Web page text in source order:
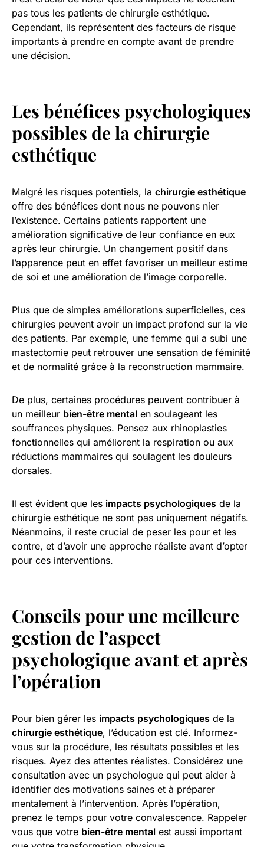
pas tous les patients de chirurgie esthétique.
Cependant, ils représentent des facteurs de risque
importants à prendre en compte avant de prendre
une décision.
Les bénéfices psychologiques
possibles de la chirurgie
esthétique
Malgré les risques potentiels, la chirurgie esthétique
offre des bénéfices dont nous ne pouvons nier
l’existence. Certains patients rapportent une
amélioration significative de leur confiance en eux
après leur chirurgie. Un changement positif dans
l’apparence peut en effet favoriser un meilleur estime
de soi et une amélioration de l’image corporelle.
Plus que de simples améliorations superficielles, ces
chirurgies peuvent avoir un impact profond sur la vie
des patients. Par exemple, une femme qui a subi une
mastectomie peut retrouver une sensation de féminité
et de normalité grâce à la reconstruction mammaire.
De plus, certaines procédures peuvent contribuer à
un meilleur bien-être mental en soulageant les
souffrances physiques. Pensez aux rhinoplasties
fonctionnelles qui améliorent la respiration ou aux
réductions mammaires qui soulagent les douleurs
dorsales.
Il est évident que les impacts psychologiques de la
chirurgie esthétique ne sont pas uniquement négatifs.
Néanmoins, il reste crucial de peser les pour et les
contre, et d’avoir une approche réaliste avant d’opter
pour ces interventions.
Conseils pour une meilleure
gestion de l’aspect
psychologique avant et après
l’opération
Pour bien gérer les impacts psychologiques de la
chirurgie esthétique, l’éducation est clé. Informez-
vous sur la procédure, les résultats possibles et les
risques. Ayez des attentes réalistes. Considérez une
consultation avec un psychologue qui peut aider à
identifier des motivations saines et à préparer
mentalement à l’intervention. Après l’opération,
prenez le temps pour votre convalescence. Rappeler
vous que votre bien-être mental est aussi important